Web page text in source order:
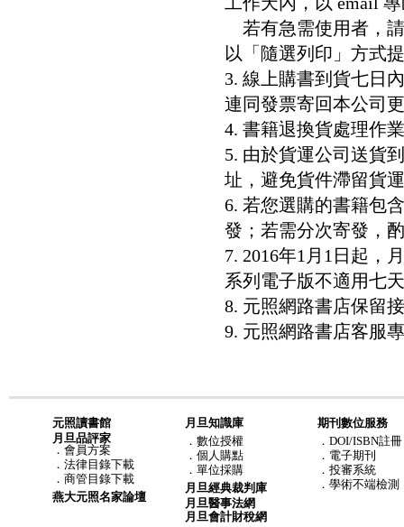
若有急需使用者，請
以「隨選列印」方式
3. 線上購書到貨七日
連同發票寄回本公司
4. 書籍退換貨處理作
5. 由於貨運公司送貨
址，避免貨件滯留貨
6. 若您選購的書籍包
發；若需分次寄發，
7. 2016年1月1日起，
系列電子版不適用七
8. 元照網路書店保留
9. 元照網路書店客服
元照讀書館
月旦品評家
． 會員方案
． 法律目錄下載
． 商管目錄下載
燕大元照名家論壇
月旦知識庫
． 數位授權
． 個人購點
． 單位採購
月旦經典裁判庫
月旦醫事法網
月旦會計財稅網
期刊數位服務
．DOI/ISBN註冊
．電子期刊
．投審系統
．學術不端檢測